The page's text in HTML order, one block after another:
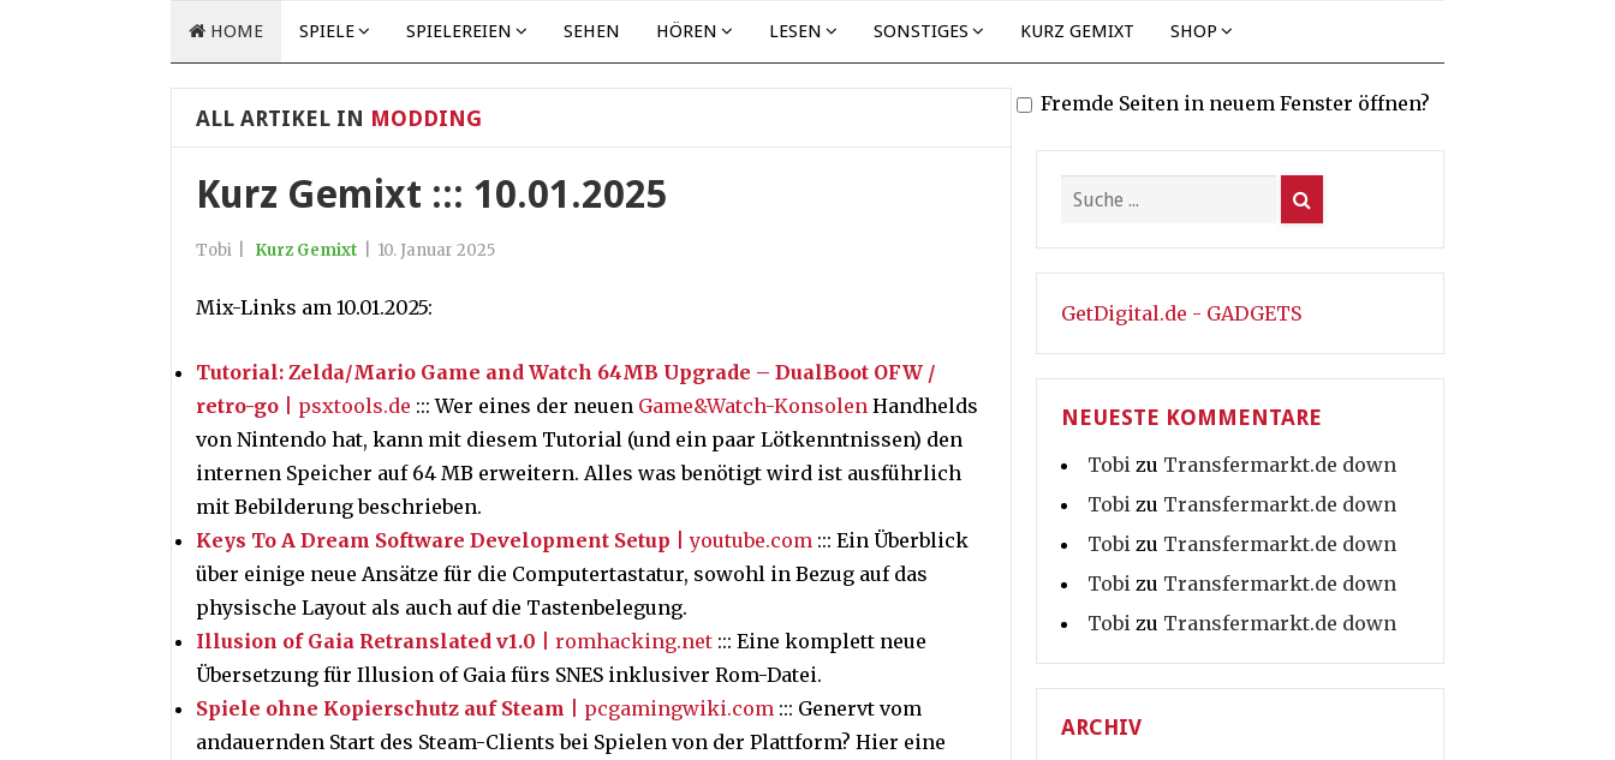
HOME SPIELE SPIELEREIEN SEHEN HÖREN LESEN SONSTIGES KURZ GEMIXT SHOP
ALL ARTIKEL IN MODDING
Kurz Gemixt ::: 10.01.2025
Tobi Kurz Gemixt 10. Januar 2025
Mix-Links am 10.01.2025:
Tutorial: Zelda/Mario Game and Watch 64MB Upgrade – DualBoot OFW /
retro-go | psxtools.de ::: Wer eines der neuen Game&Watch-Konsolen Handhelds
von Nintendo hat, kann mit diesem Tutorial (und ein paar Lötkenntnissen) den
internen Speicher auf 64 MB erweitern. Alles was benötigt wird ist ausführlich
mit Bebilderung beschrieben.
Keys To A Dream Software Development Setup | youtube.com ::: Ein Überblick
über einige neue Ansätze für die Computertastatur, sowohl in Bezug auf das
physische Layout als auch auf die Tastenbelegung.
Illusion of Gaia Retranslated v1.0 | romhacking.net ::: Eine komplett neue
Übersetzung für Illusion of Gaia fürs SNES inklusiver Rom-Datei.
Spiele ohne Kopierschutz auf Steam | pcgamingwiki.com ::: Genervt vom
andauernden Start des Steam-Clients bei Spielen von der Plattform? Hier eine
Fremde Seiten in neuem Fenster öffnen?
GetDigital.de - GADGETS
NEUESTE KOMMENTARE
Tobi zu Transfermarkt.de down
Tobi zu Transfermarkt.de down
Tobi zu Transfermarkt.de down
Tobi zu Transfermarkt.de down
Tobi zu Transfermarkt.de down
ARCHIV